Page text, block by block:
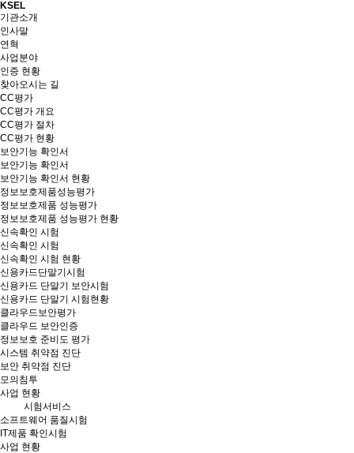
KSEL
기관소개
인사말
연혁
사업분야
인증 현황
찾아오시는 길
CC평가
CC평가 개요
CC평가 절차
CC평가 현황
보안기능 확인서
보안기능 확인서
보안기능 확인서 현황
정보보호제품성능평가
정보보호제품 성능평가
정보보호제품 성능평가 현황
신속확인 시험
신속확인 시험
신속확인 시험 현황
신용카드단말기시험
신용카드 단말기 보안시험
신용카드 단말기 시험현황
클라우드보안평가
클라우드 보안인증
정보보호 준비도 평가
시스템 취약점 진단
보안 취약점 진단
모의침투
사업 현황
시험서비스
소프트웨어 품질시험
IT제품 확인시험
사업 현황